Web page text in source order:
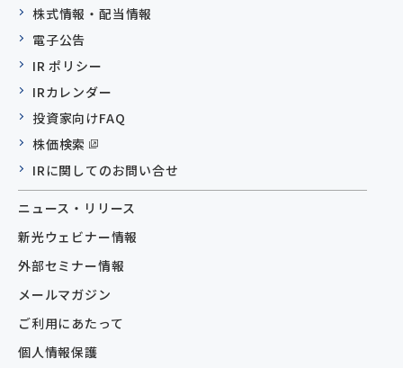
株式情報・配当情報
電子公告
IR ポリシー
IRカレンダー
投資家向けFAQ
株価検索
IRに関してのお問い合せ
ニュース・リリース
新光ウェビナー情報
外部セミナー情報
メールマガジン
ご利用にあたって
個人情報保護